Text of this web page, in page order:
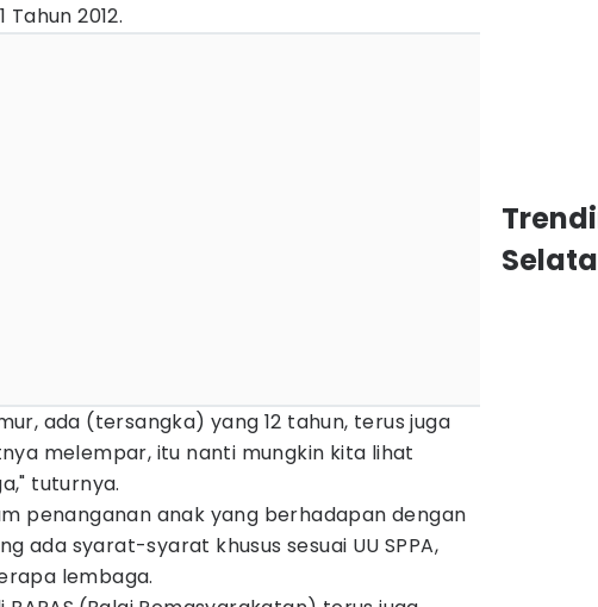
Tahun 2012.
ada (tersangka) yang 12 tahun, terus juga
melempar, itu nanti mungkin kita lihat
tuturnya.
penanganan anak yang berhadapan dengan
ada syarat-syarat khusus sesuai UU SPPA,
lembaga.